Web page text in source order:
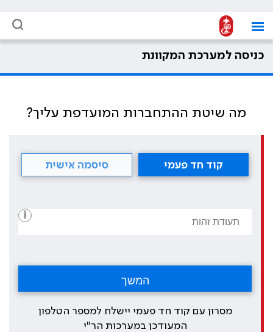
כניסה למערכת המקוונת
מה שיטת ההתחברות המועדפת עליך?
קוד חד פעמי סיסמה אישית
i
מסרון עם קוד חד פעמי יישלח למספר הטלפון
המעודכן במערכות הר"י